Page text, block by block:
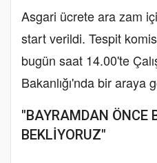
Asgari ücrete ara zam
start verildi. Tespit
bugün saat 14.00'te
Bakanlığı'nda bir araya
"BAYRAMDAN ÖNCE
BEKLİYORUZ"